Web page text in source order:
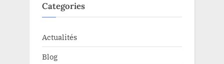
Categories
Actualités
Blog